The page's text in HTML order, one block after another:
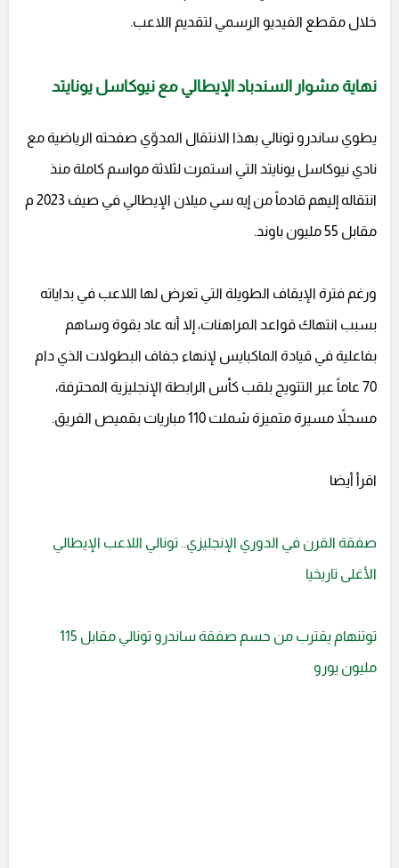
خلال مقطع الفيديو الرسمي لتقديم اللاعب.
نهاية مشوار السندباد الإيطالي مع نيوكاسل يونايتد
يطوي ساندرو تونالي بهذا الانتقال المدوّي صفحته الرياضية مع
نادي نيوكاسل يونايتد التي استمرت لثلاثة مواسم كاملة منذ
انتقاله إليهم قادماً من إيه سي ميلان الإيطالي في صيف 2023 م
مقابل 55 مليون باوند.
ورغم فترة الإيقاف الطويلة التي تعرض لها اللاعب في بداياته
بسبب انتهاك قواعد المراهنات، إلا أنه عاد بقوة وساهم
بفاعلية في قيادة الماكبايس لإنهاء جفاف البطولات الذي دام
70 عاماً عبر التتويج بلقب كأس الرابطة الإنجليزية المحترفة،
مسجلاً مسيرة متميزة شملت 110 مباريات بقميص الفريق.
اقرأ أيضا
صفقة القرن في الدوري الإنجليزي.. تونالي اللاعب الإيطالي
الأغلى تاريخيا
توتنهام يقترب من حسم صفقة ساندرو تونالي مقابل 115
مليون يورو